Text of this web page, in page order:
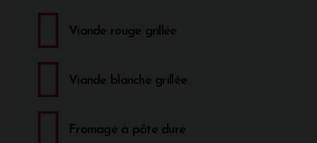
Viande rouge grillée
Viande blanche grillée
Fromage à pâte dure